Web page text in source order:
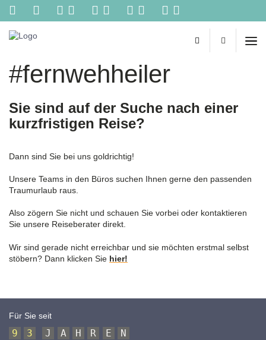
Kontakt
Ihr
persönliches
im
Netz.
Reisetipps
online
Konzertkarten
und
mehr
aus
Hand!
#fernwehheiler
Sie sind auf der Suche nach einer
kurzfristigen Reise?
Dann sind Sie bei uns goldrichtig!
Unsere Teams in den Büros suchen Ihnen gerne den passenden
Traumurlaub raus.
Also zögern Sie nicht und schauen Sie vorbei oder kontaktieren
Sie unsere Reiseberater direkt.
Wir sind gerade nicht erreichbar und sie möchten erstmal selbst
stöbern? Dann klicken Sie hier!
Für Sie seit
9 3 J A H R E
N